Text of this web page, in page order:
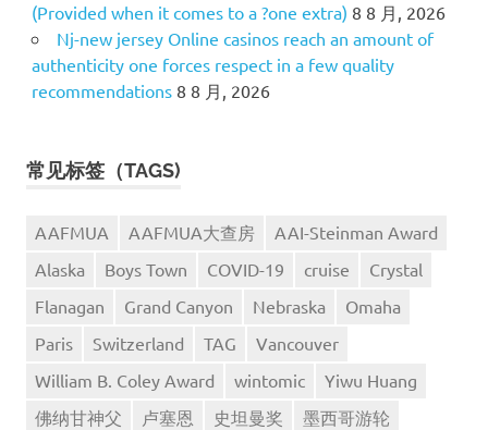
(Provided when it comes to a ?one extra) 8 8 月, 2026
Nj-new jersey Online casinos reach an amount of
authenticity one forces respect in a few quality
recommendations 8 8 月, 2026
常见标签（TAGS)
AAFMUA AAFMUA大查房
AAI-Steinman Award
Alaska
Boys Town COVID-19 cruise
Crystal
Flanagan
Grand Canyon Nebraska
Omaha
Paris
Switzerland TAG
Vancouver
William B. Coley Award
wintomic
Yiwu Huang
佛纳甘神父
卢塞恩 史坦曼奖
墨西哥游轮